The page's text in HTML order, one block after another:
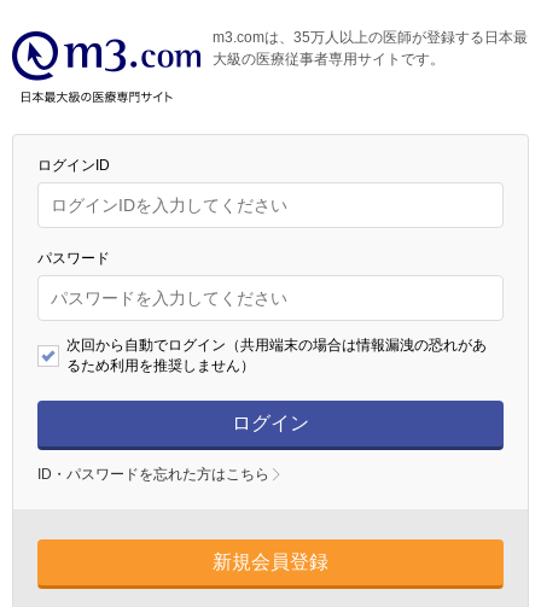
m3.comは、35万人以上の医師が登録する日本最
大級の医療従事者専用サイトです。
ログインID
パスワード
次回から自動でログイン（共用端末の場合は情報漏洩の恐れがあ
るため利用を推奨しません）
ログイン
ID・パスワードを忘れた方はこちら
新規会員登録